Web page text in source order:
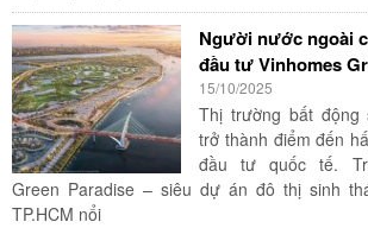
Người nước ngoài
đầu tư Vinhomes
15/10/2025
Thị trường bất động
trở thành điểm đến
đầu tư quốc tế.
Green Paradise – siêu dự án đô thị sinh
TP.HCM nổi